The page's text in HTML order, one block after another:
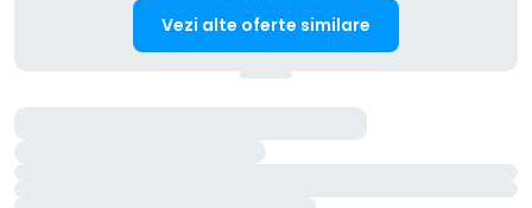
Vezi alte oferte similare